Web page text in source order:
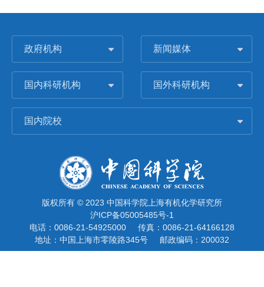
政府机构 新闻媒体
国内科研机构 国外科研机构
国内院校
版权所有 © 2023 中国科学院上海有机化学研究所
沪ICP备05005485号-1
电话：0086-21-54925000
传真：0086-21-64166128
地址：中国上海市零陵路345号
邮政编码：200032